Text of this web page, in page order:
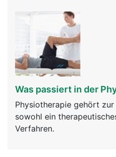
Was passiert in der
Physiotherapie gehört
sowohl ein
Verfahren.